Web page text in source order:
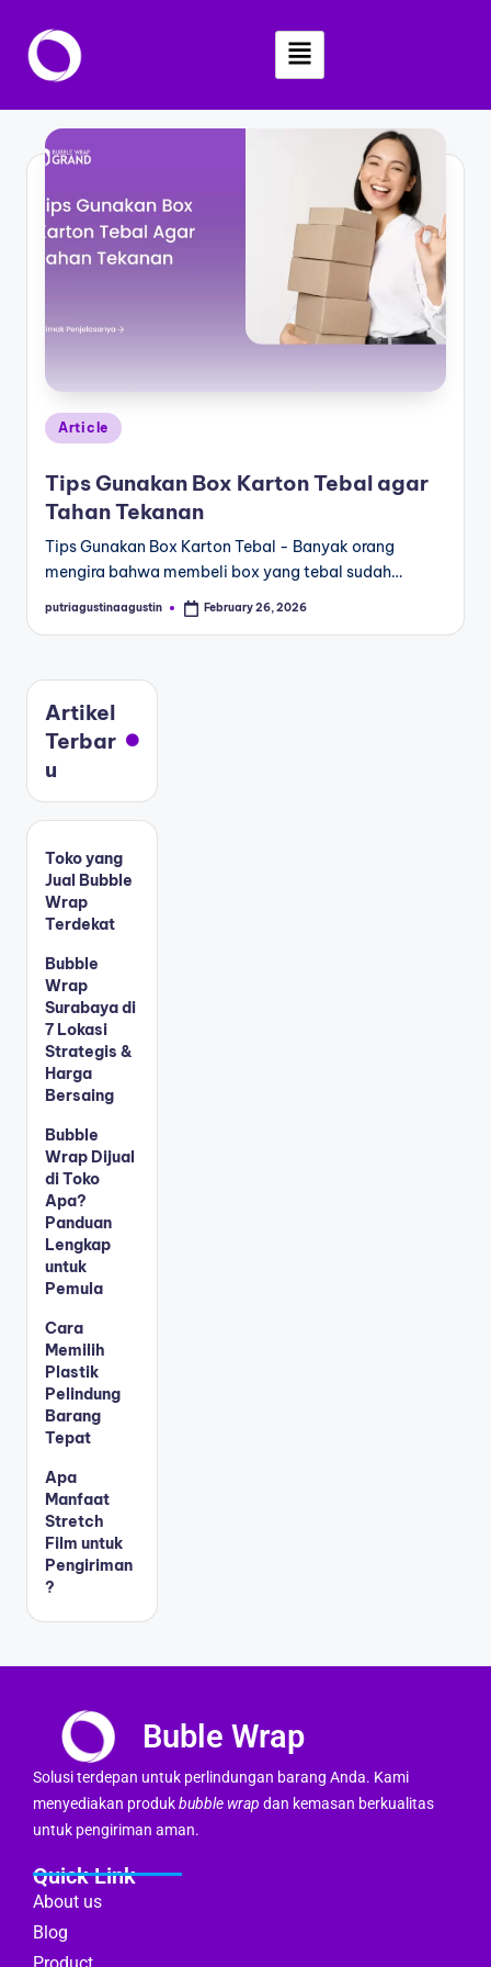
Skip
Article
Tips Gunakan Box Karton Tebal agar
Tahan Tekanan
Tips Gunakan Box Karton Tebal - Banyak orang
mengira bahwa membeli box yang tebal sudah…
putriagustinaagustin February 26, 2026
Artikel
Terbar
u
Toko yang
Jual Bubble
Wrap
Terdekat
Bubble
Wrap
Surabaya di
7 Lokasi
Strategis &
Harga
Bersaing
Bubble
Wrap Dijual
di Toko
Apa?
Panduan
Lengkap
untuk
Pemula
Cara
Memilih
Plastik
Pelindung
Barang
Tepat
Apa
Manfaat
Stretch
Film untuk
Pengiriman
?
Buble Wrap
Solusi terdepan untuk perlindungan barang Anda. Kami
menyediakan produkbubble wrap dan kemasan berkualitas
untuk pengiriman aman.
Quick Link
About us
Blog
Product